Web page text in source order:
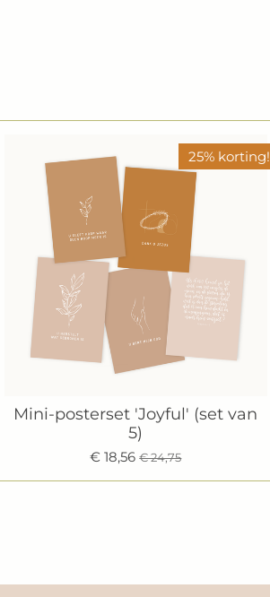
25% korting!
Mini-posterset 'Joyful' (set van
5)
€ 18,56 € 24,75